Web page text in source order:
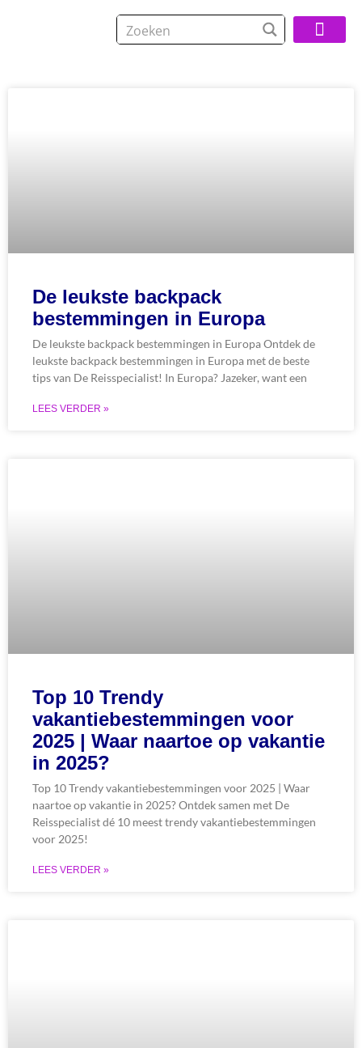
De leukste backpack
bestemmingen in Europa
De leukste backpack bestemmingen in Europa Ontdek de
leukste backpack bestemmingen in Europa met de beste
tips van De Reisspecialist! In Europa? Jazeker, want een
LEES VERDER »
Top 10 Trendy
vakantiebestemmingen voor
2025 | Waar naartoe op vakantie
in 2025?
Top 10 Trendy vakantiebestemmingen voor 2025 | Waar
naartoe op vakantie in 2025? Ontdek samen met De
Reisspecialist dé 10 meest trendy vakantiebestemmingen
voor 2025!
LEES VERDER »